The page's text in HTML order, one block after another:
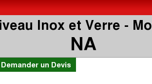
Inox et Verre -
NA
Demander un Devis